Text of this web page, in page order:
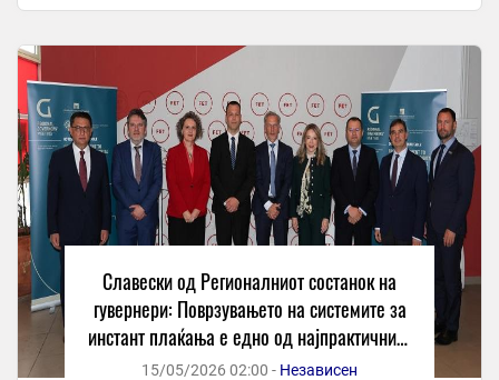
Славески од Регионалниот состанок на
гувернери: Поврзувањето на системите за
инстант плаќања е едно од најпрактичните
решенија за побрзи и поевтини
15/05/2026 02:00 - Независен